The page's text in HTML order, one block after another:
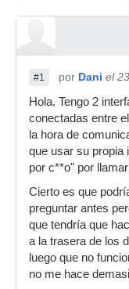
#1 por Dani el
Hola. Tengo 2
conectadas entre
la hora de
que usar su propia
por c**o" por
Cierto es que
preguntar antes
que tendría que
a la trasera de los
luego que no
no me hace